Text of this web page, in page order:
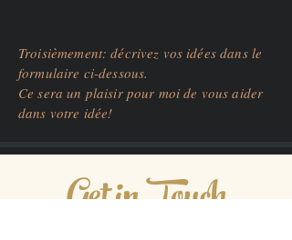
Troisièmement: décrivez vos idées dans le
formulaire ci-dessous.
Ce sera un plaisir pour moi de vous aider
dans votre idée!
Get in Touch